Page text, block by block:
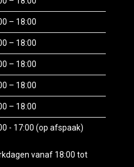
– 18:00
– 18:00
– 18:00
– 18:00
– 18:00
- 17:00 (op afspaak)
vanaf 18:00 tot